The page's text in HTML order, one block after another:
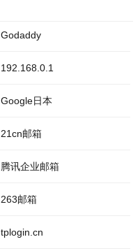
Godaddy
192.168.0.1
Google日本
21cn邮箱
腾讯企业邮箱
263邮箱
tplogin.cn